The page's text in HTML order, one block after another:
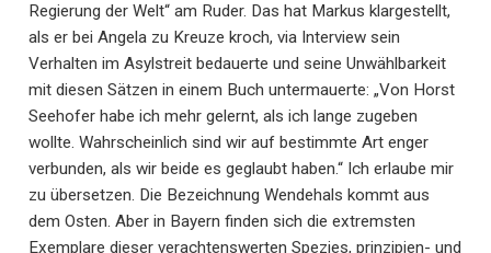
Regierung der Welt“ am Ruder. Das hat Markus klargestellt,
als er bei Angela zu Kreuze kroch, via Interview sein
Verhalten im Asylstreit bedauerte und seine Unwählbarkeit
mit diesen Sätzen in einem Buch untermauerte: „Von Horst
Seehofer habe ich mehr gelernt, als ich lange zugeben
wollte. Wahrscheinlich sind wir auf bestimmte Art enger
verbunden, als wir beide es geglaubt haben.“ Ich erlaube mir
zu übersetzen. Die Bezeichnung Wendehals kommt aus
dem Osten. Aber in Bayern finden sich die extremsten
Exemplare dieser verachtenswerten Spezies, prinzipien- und